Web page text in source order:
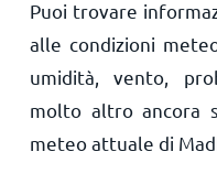
Puoi trovare
alle condizioni
umidità, vento,
molto altro ancora
meteo attuale di